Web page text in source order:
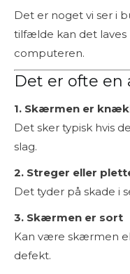
Det er noget vi ser i
tilfælde kan det laves
computeren.
Det er ofte en
1. Skærmen er
Det sker typisk hvis
slag.
2. Streger eller
Det tyder på skade i
3. Skærmen er sort
Kan være skærmen
defekt.